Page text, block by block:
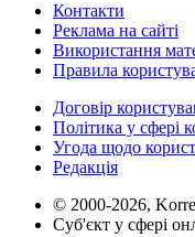
Контакти
Реклама на сайті
Використання
Правила
Договір
Політика у сфері
Угода щодо
Редакція
© 2000-2026,
Суб'єкт у сфері